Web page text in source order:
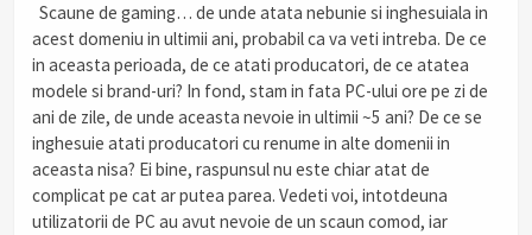
Scaune de gaming… de unde atata nebunie si inghesuiala in
acest domeniu in ultimii ani, probabil ca va veti intreba. De ce
in aceasta perioada, de ce atati producatori, de ce atatea
modele si brand-uri? In fond, stam in fata PC-ului ore pe zi de
ani de zile, de unde aceasta nevoie in ultimii ~5 ani? De ce se
inghesuie atati producatori cu renume in alte domenii in
aceasta nisa? Ei bine, raspunsul nu este chiar atat de
complicat pe cat ar putea parea. Vedeti voi, intotdeuna
utilizatorii de PC au avut nevoie de un scaun comod, iar